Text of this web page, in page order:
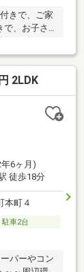
きで、ご家
、お子さ
150坪のゆ
ブンイレブ
パー魚
学も大歓迎
弊社は建設業
安心くださ
で全面的に
2LDK
6ヶ月)
徒歩18分
本町４
駐車2台
パーやコン